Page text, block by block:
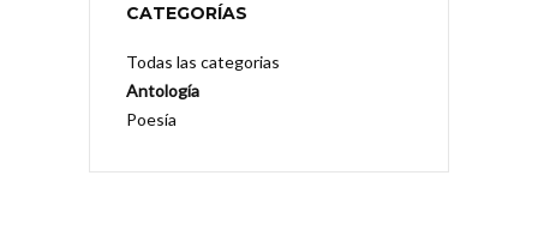
CATEGORÍAS
Todas las categorias
Antología
Poesía